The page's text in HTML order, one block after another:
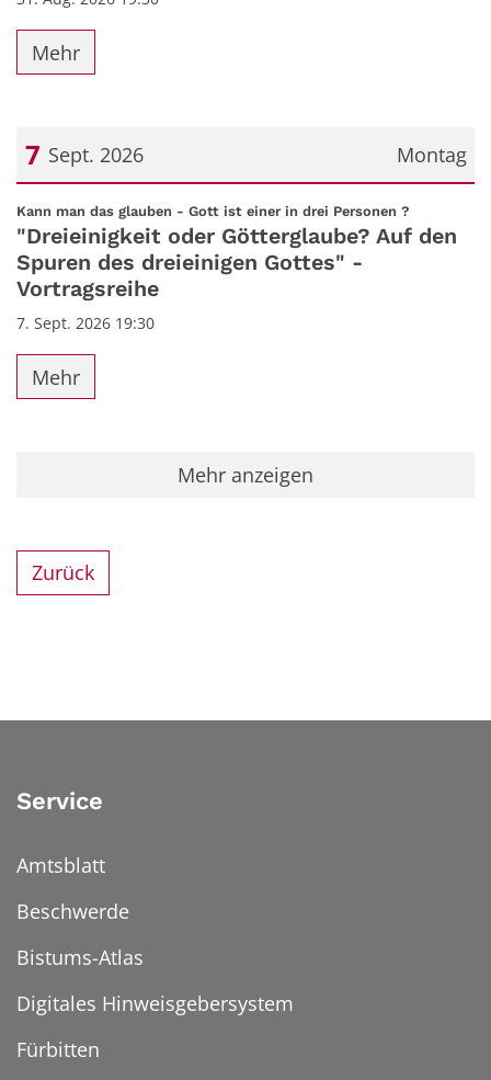
Mehr
Montag
7 Sept. 2026
Datum: 7. September 2026
Kann man das glauben - Gott ist einer in drei Personen ?
"Dreieinigkeit oder Götterglaube? Auf den
Spuren des dreieinigen Gottes" -
Vortragsreihe
7. Sept. 2026 19:30
Mehr
Mehr anzeigen
Zurück
Service
Amtsblatt
Beschwerde
Bistums-Atlas
Digitales Hinweisgebersystem
Fürbitten